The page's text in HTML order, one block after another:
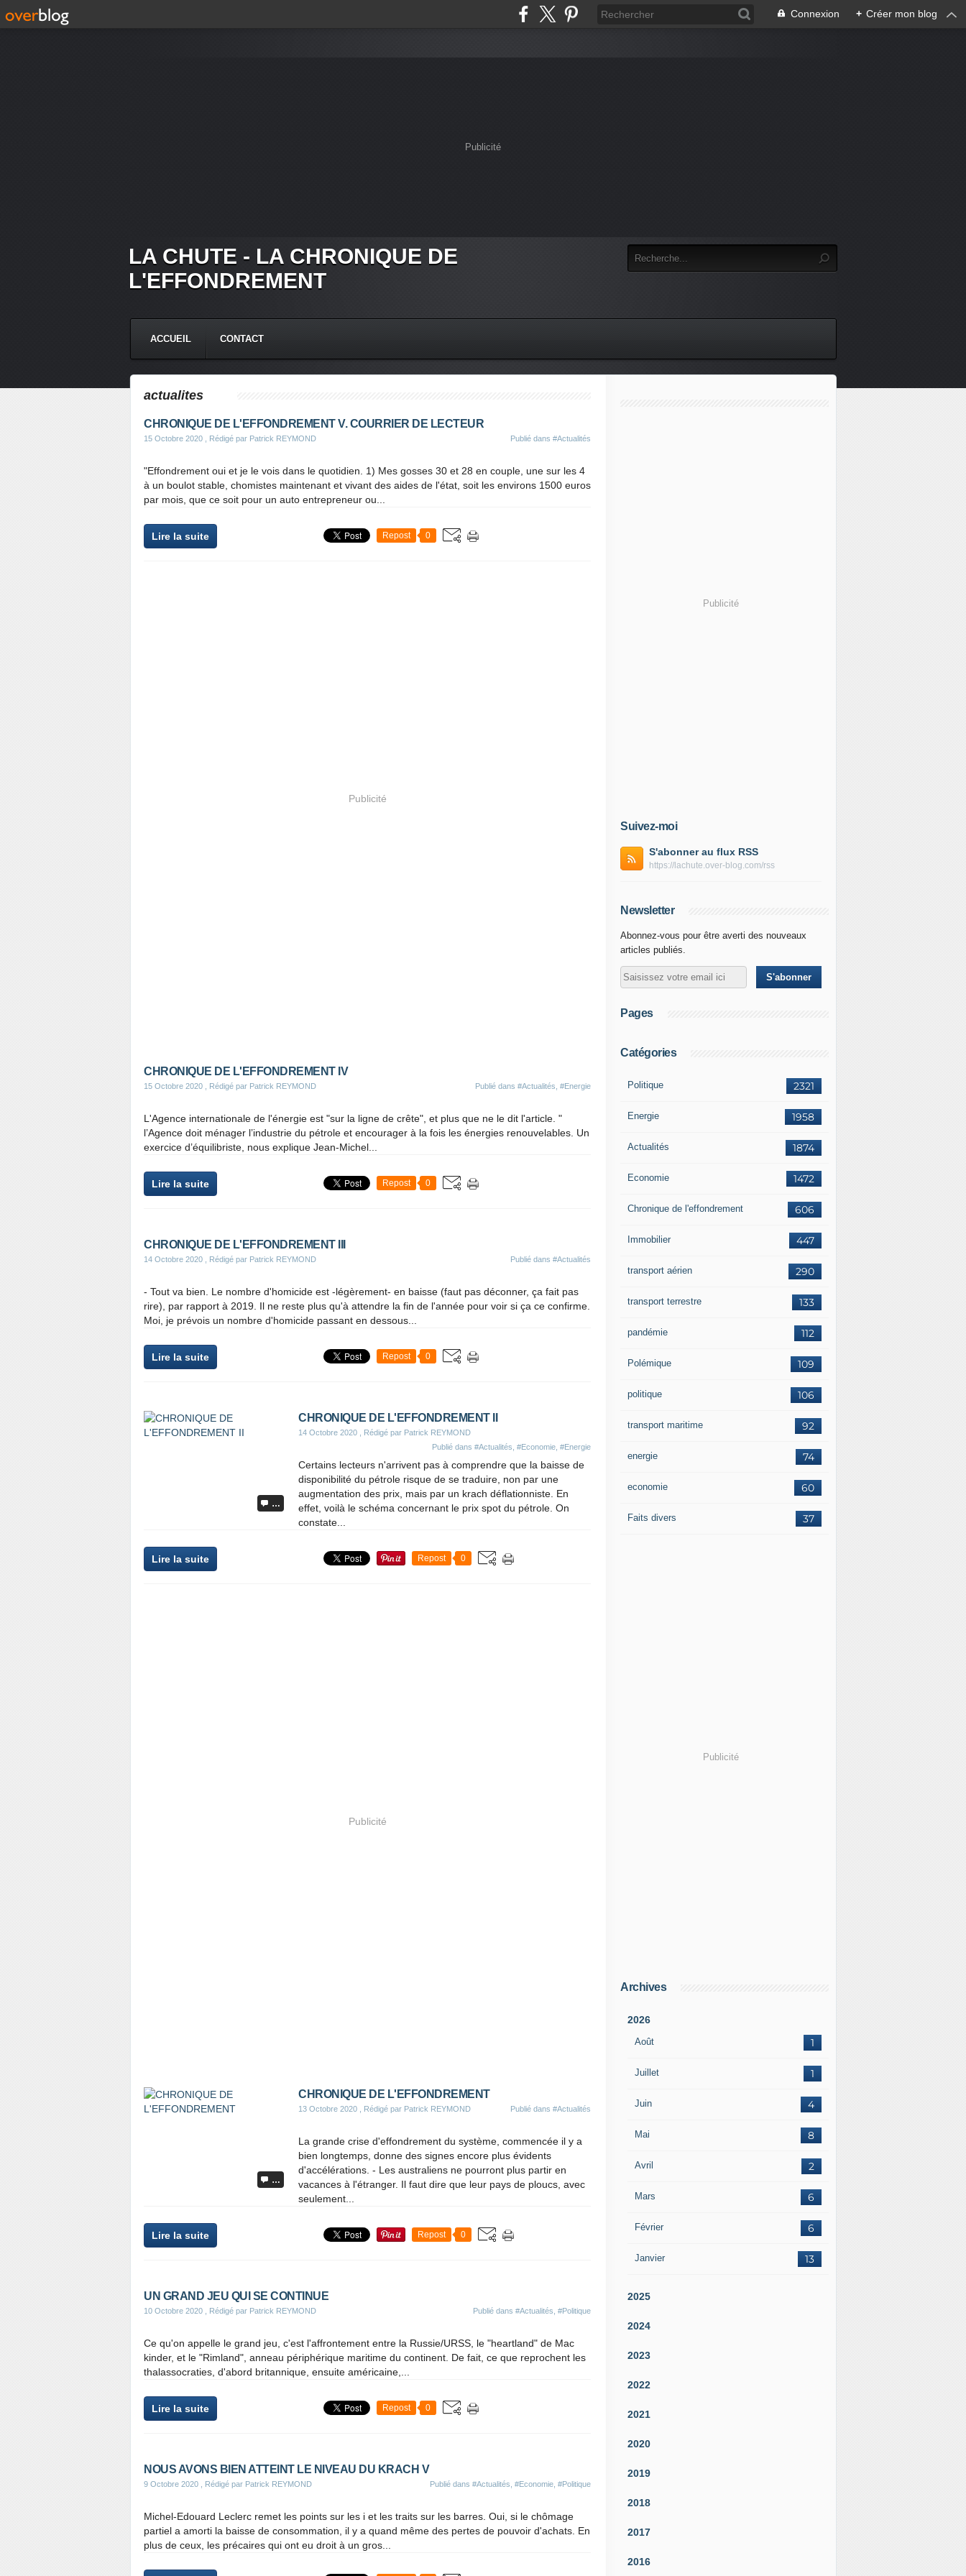
Connexion + Créer mon blog
Publicité
LA CHUTE - LA CHRONIQUE DE
L'EFFONDREMENT
ACCUEIL CONTACT
actualites
CHRONIQUE DE L'EFFONDREMENT V. COURRIER DE LECTEUR
15 Octobre 2020 , Rédigé par Patrick REYMOND Publié dans #Actualités
"Effondrement oui et je le vois dans le quotidien. 1) Mes gosses 30 et 28 en couple, une sur les 4
à un boulot stable, chomistes maintenant et vivant des aides de l'état, soit les environs 1500 euros
par mois, que ce soit pour un auto entrepreneur ou...
Lire la suite Repost 0
Publicité
CHRONIQUE DE L'EFFONDREMENT IV
15 Octobre 2020 , Rédigé par Patrick REYMOND Publié dans #Actualités #Energie
L'Agence internationale de l'énergie est "sur la ligne de crête", et plus que ne le dit l'article. "
l’Agence doit ménager l’industrie du pétrole et encourager à la fois les énergies renouvelables. Un
exercice d’équilibriste, nous explique Jean-Michel...
Lire la suite Repost 0
CHRONIQUE DE L'EFFONDREMENT III
14 Octobre 2020 , Rédigé par Patrick REYMOND Publié dans #Actualités
- Tout va bien. Le nombre d'homicide est -légèrement- en baisse (faut pas déconner, ça fait pas
rire), par rapport à 2019. Il ne reste plus qu'à attendre la fin de l'année pour voir si ça ce confirme.
Moi, je prévois un nombre d'homicide passant en dessous...
Lire la suite Repost 0
…
CHRONIQUE DE L'EFFONDREMENT II
14 Octobre 2020 , Rédigé par Patrick REYMOND
Publié dans #Actualités #Economie #Energie
Certains lecteurs n'arrivent pas à comprendre que la baisse de
disponibilité du pétrole risque de se traduire, non par une
augmentation des prix, mais par un krach déflationniste. En
effet, voilà le schéma concernant le prix spot du pétrole. On
constate...
Lire la suite Repost 0
Publicité
…
CHRONIQUE DE L'EFFONDREMENT
13 Octobre 2020 , Rédigé par Patrick REYMOND Publié dans #Actualités
La grande crise d'effondrement du système, commencée il y a
bien longtemps, donne des signes encore plus évidents
d'accélérations. - Les australiens ne pourront plus partir en
vacances à l'étranger. Il faut dire que leur pays de ploucs, avec
seulement...
Lire la suite Repost 0
UN GRAND JEU QUI SE CONTINUE
10 Octobre 2020 , Rédigé par Patrick REYMOND Publié dans #Actualités #Politique
Ce qu'on appelle le grand jeu, c'est l'affrontement entre la Russie/URSS, le "heartland" de Mac
kinder, et le "Rimland", anneau périphérique maritime du continent. De fait, ce que reprochent les
thalassocraties, d'abord britannique, ensuite américaine,...
Lire la suite Repost 0
NOUS AVONS BIEN ATTEINT LE NIVEAU DU KRACH V
9 Octobre 2020 , Rédigé par Patrick REYMOND Publié dans #Actualités #Economie #Politique
Michel-Edouard Leclerc remet les points sur les i et les traits sur les barres. Oui, si le chômage
partiel a amorti la baisse de consommation, il y a quand même des pertes de pouvoir d'achats. En
plus de ceux, les précaires qui ont eu droit à un gros...
Publicité
Suivez-moi
S'abonner au flux RSS
https://lachute.over-blog.com/rss
Newsletter
Abonnez-vous pour être averti des nouveaux
articles publiés.
Pages
Catégories
2321
Politique
1958
Energie
1874
Actualités
1472
Economie
606
Chronique de l'effondrement
447
Immobilier
290
transport aérien
133
transport terrestre
112
pandémie
109
Polémique
106
politique
92
transport maritime
74
energie
60
economie
37
Faits divers
Publicité
Archives
2026
Août 1
Juillet 1
Juin 4
Mai 8
Avril 2
Mars 6
Février 6
Janvier 13
2025
2024
2023
2022
2021
2020
2019
2018
2017
2016